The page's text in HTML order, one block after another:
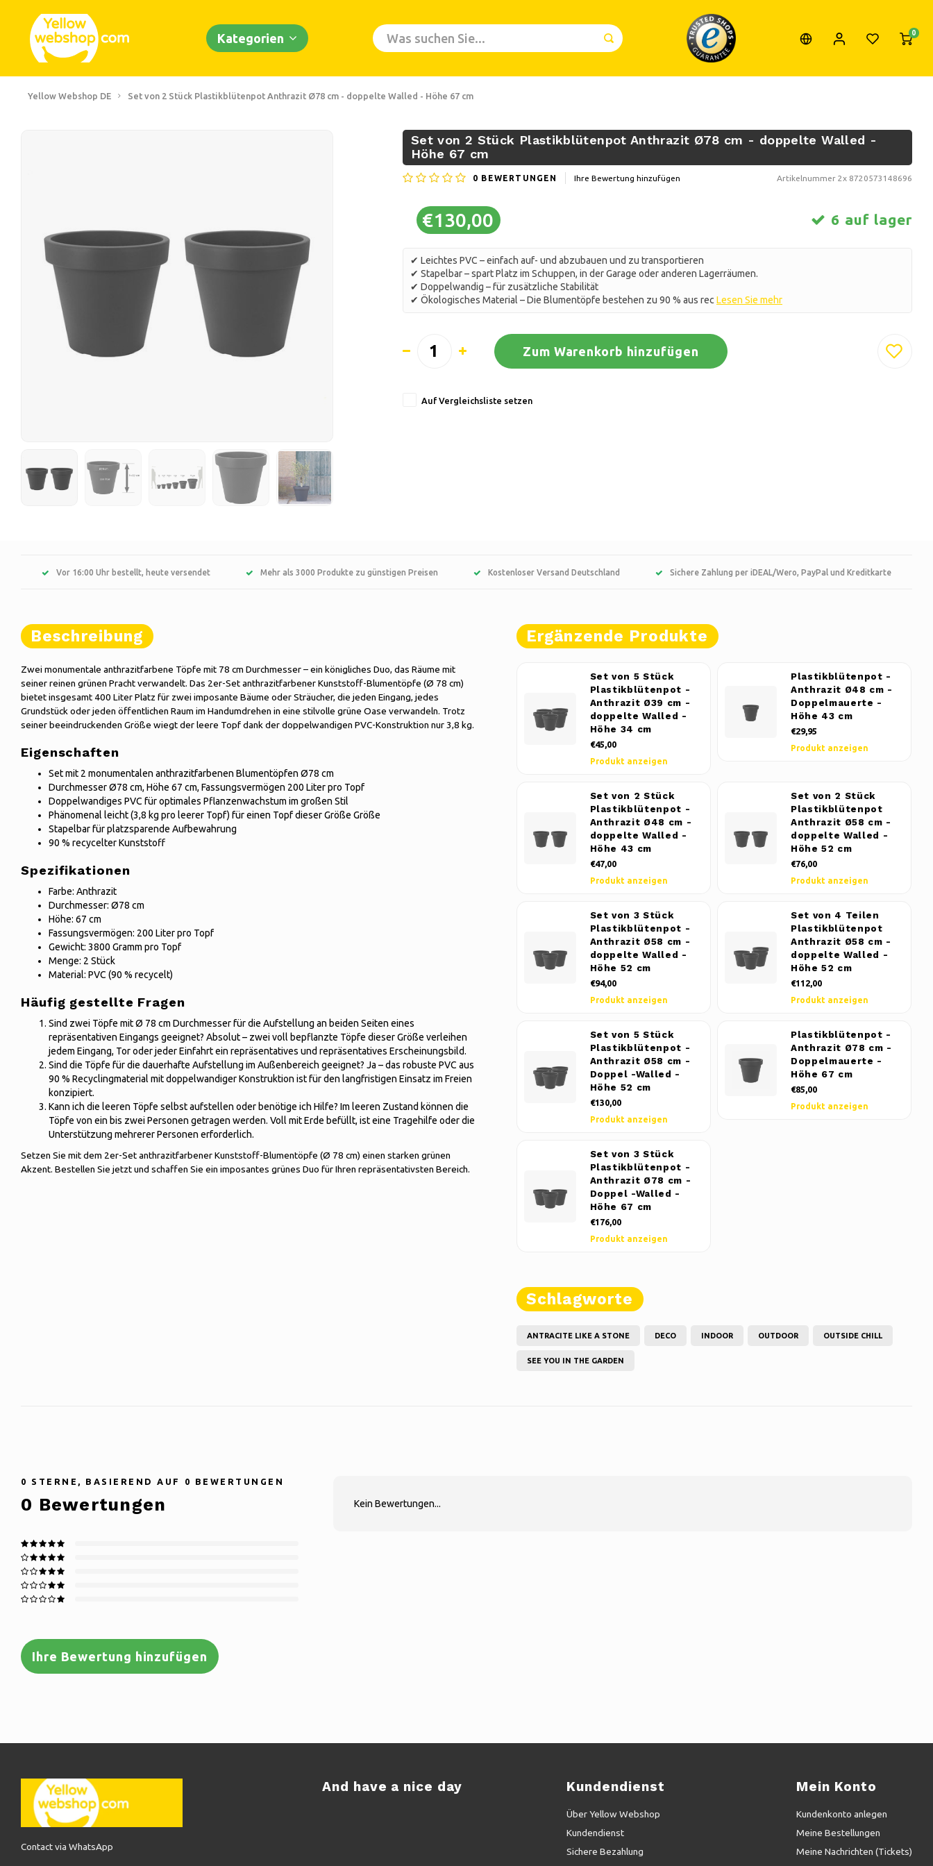
Kategorien 0
Yellow Webshop DE Set von 2 Stück Plastikblütenpot Anthrazit Ø78 cm - doppelte Walled - Höhe 67 cm
Set von 2 Stück Plastikblütenpot Anthrazit Ø78 cm - doppelte Walled -
Höhe 67 cm
0 BEWERTUNGEN Ihre Bewertung hinzufügen Artikelnummer 2x 8720573148696
€130,00 6 auf lager
✔ Leichtes PVC – einfach auf- und abzubauen und zu transportieren
✔ Stapelbar – spart Platz im Schuppen, in der Garage oder anderen Lagerräumen.
✔ Doppelwandig – für zusätzliche Stabilität
✔ Ökologisches Material – Die Blumentöpfe bestehen zu 90 % aus rec Lesen Sie mehr
Zum Warenkorb hinzufügen
Auf Vergleichsliste setzen
Vor 16:00 Uhr bestellt, heute versendet Mehr als 3000 Produkte zu günstigen Preisen Kostenloser Versand Deutschland Sichere Zahlung per iDEAL/Wero, PayPal und Kreditkarte
Beschreibung
Zwei monumentale anthrazitfarbene Töpfe mit 78 cm Durchmesser – ein königliches Duo, das Räume mit
seiner reinen grünen Pracht verwandelt. Das 2er-Set anthrazitfarbener Kunststoff-Blumentöpfe (Ø 78 cm)
bietet insgesamt 400 Liter Platz für zwei imposante Bäume oder Sträucher, die jeden Eingang, jedes
Grundstück oder jeden öffentlichen Raum im Handumdrehen in eine stilvolle grüne Oase verwandeln. Trotz
seiner beeindruckenden Größe wiegt der leere Topf dank der doppelwandigen PVC-Konstruktion nur 3,8 kg.
Eigenschaften
Set mit 2 monumentalen anthrazitfarbenen Blumentöpfen Ø78 cm
Durchmesser Ø78 cm, Höhe 67 cm, Fassungsvermögen 200 Liter pro Topf
Doppelwandiges PVC für optimales Pflanzenwachstum im großen Stil
Phänomenal leicht (3,8 kg pro leerer Topf) für einen Topf dieser Größe Größe
Stapelbar für platzsparende Aufbewahrung
90 % recycelter Kunststoff
Spezifikationen
Farbe: Anthrazit
Durchmesser: Ø78 cm
Höhe: 67 cm
Fassungsvermögen: 200 Liter pro Topf
Gewicht: 3800 Gramm pro Topf
Menge: 2 Stück
Material: PVC (90 % recycelt)
Häufig gestellte Fragen
Sind zwei Töpfe mit Ø 78 cm Durchmesser für die Aufstellung an beiden Seiten eines
repräsentativen Eingangs geeignet? Absolut – zwei voll bepflanzte Töpfe dieser Größe verleihen
jedem Eingang, Tor oder jeder Einfahrt ein repräsentatives und repräsentatives Erscheinungsbild.
Sind die Töpfe für die dauerhafte Aufstellung im Außenbereich geeignet? Ja – das robuste PVC aus
90 % Recyclingmaterial mit doppelwandiger Konstruktion ist für den langfristigen Einsatz im Freien
konzipiert.
Kann ich die leeren Töpfe selbst aufstellen oder benötige ich Hilfe? Im leeren Zustand können die
Töpfe von ein bis zwei Personen getragen werden. Voll mit Erde befüllt, ist eine Tragehilfe oder die
Unterstützung mehrerer Personen erforderlich.
Setzen Sie mit dem 2er-Set anthrazitfarbener Kunststoff-Blumentöpfe (Ø 78 cm) einen starken grünen
Akzent. Bestellen Sie jetzt und schaffen Sie ein imposantes grünes Duo für Ihren repräsentativsten Bereich.
Ergänzende Produkte
Set von 5 Stück
Plastikblütenpot -
Anthrazit Ø39 cm -
doppelte Walled -
Höhe 34 cm
€45,00
Produkt anzeigen
Plastikblütenpot -
Anthrazit Ø48 cm -
Doppelmauerte -
Höhe 43 cm
€29,95
Produkt anzeigen
Set von 2 Stück
Plastikblütenpot -
Anthrazit Ø48 cm -
doppelte Walled -
Höhe 43 cm
€47,00
Produkt anzeigen
Set von 2 Stück
Plastikblütenpot
Anthrazit Ø58 cm -
doppelte Walled -
Höhe 52 cm
€76,00
Produkt anzeigen
Set von 3 Stück
Plastikblütenpot -
Anthrazit Ø58 cm -
doppelte Walled -
Höhe 52 cm
€94,00
Produkt anzeigen
Set von 4 Teilen
Plastikblütenpot
Anthrazit Ø58 cm -
doppelte Walled -
Höhe 52 cm
€112,00
Produkt anzeigen
Set von 5 Stück
Plastikblütenpot -
Anthrazit Ø58 cm -
Doppel -Walled -
Höhe 52 cm
€130,00
Produkt anzeigen
Plastikblütenpot -
Anthrazit Ø78 cm -
Doppelmauerte -
Höhe 67 cm
€85,00
Produkt anzeigen
Set von 3 Stück
Plastikblütenpot -
Anthrazit Ø78 cm -
Doppel -Walled -
Höhe 67 cm
€176,00
Produkt anzeigen
Schlagworte
ANTRACITE LIKE A STONE DECO INDOOR OUTDOOR OUTSIDE CHILL
SEE YOU IN THE GARDEN
0 STERNE, BASIEREND AUF 0 BEWERTUNGEN
0 Bewertungen
Ihre Bewertung hinzufügen
Kein Bewertungen...
Contact via WhatsApp
And have a nice day Kundendienst
Über Yellow Webshop
Kundendienst
Sichere Bezahlung
Mein Konto
Kundenkonto anlegen
Meine Bestellungen
Meine Nachrichten (Tickets)